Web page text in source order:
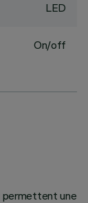
LED
On/off
permettent une